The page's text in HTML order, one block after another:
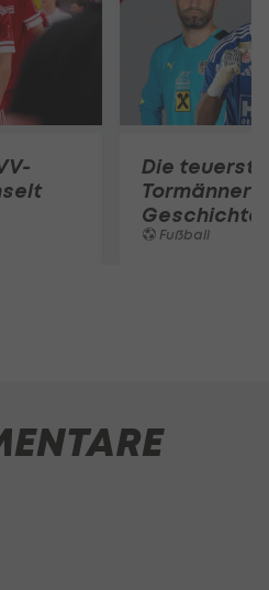
Die
Tormänner
Geschichte
Fußball